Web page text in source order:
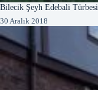
Bilecik Şeyh Edebali Türbesi
30 Aralık 2018